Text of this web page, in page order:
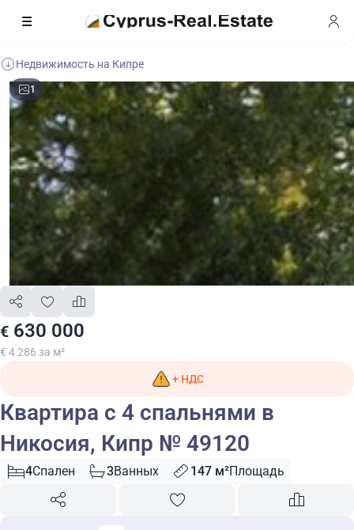
Недвижимость на Кипре
1
€ 630 000
€ 4 286 за м²
+ НДС
Квартира с 4 спальнями в
Никосия, Кипр № 49120
4Спален 3Ванных 147 м²Площадь